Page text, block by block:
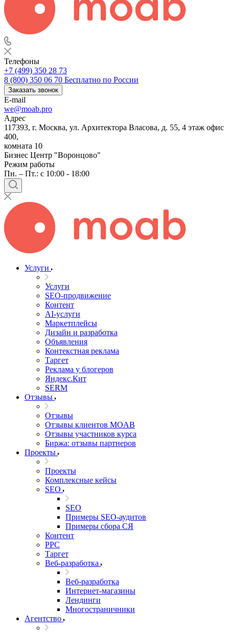
Телефоны
+7 (499) 350 28 73
8 (800) 350 06 70 Бесплатно по России
Заказать звонок
E-mail
we@moab.pro
Адрес
117393, г. Москва, ул. Архитектора Власова, д. 55, 4 этаж офис
400,
комната 10
Бизнес Центр "Воронцово"
Режим работы
Пн. – Пт.: с 10:00 - 18:00
Услуги
Услуги
SEO-продвижение
Контент
AI-услуги
Маркетплейсы
Дизайн и разработка
Объявления
Контекстная реклама
Таргет
Реклама у блогеров
Яндекс.Кит
SERM
Отзывы
Отзывы
Отзывы клиентов MOAB
Отзывы участников курса
Биржа: отзывы партнеров
Проекты
Проекты
Комплексные кейсы
SEO
SEO
Примеры SEO-аудитов
Примеры сбора СЯ
Контент
PPC
Таргет
Веб-разработка
Веб-разработка
Интернет-магазины
Лендинги
Многостраничники
Агентство